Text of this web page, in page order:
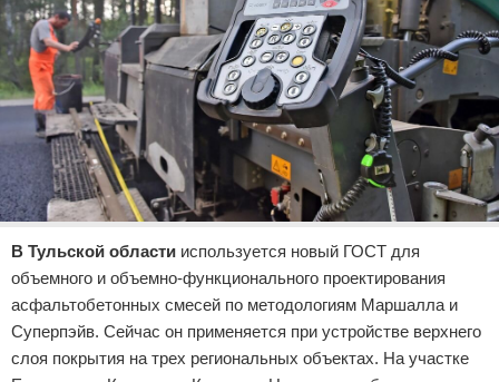
В Тульской области используется новый ГОСТ для
объемного и объемно-функционального проектирования
асфальтобетонных смесей по методологиям Маршалла и
Суперпэйв. Сейчас он применяется при устройстве верхнего
слоя покрытия на трех региональных объектах. На участке